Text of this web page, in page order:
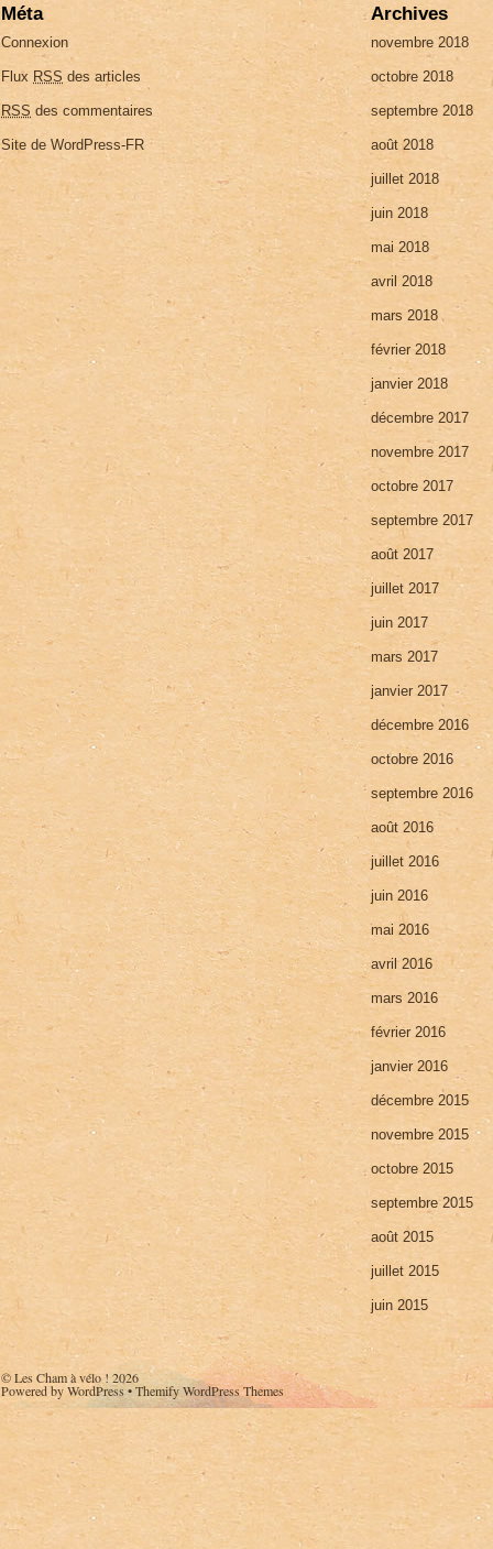
Méta
Connexion
Flux RSS des articles
RSS des commentaires
Site de WordPress-FR
Archives
novembre 2018
octobre 2018
septembre 2018
août 2018
juillet 2018
juin 2018
mai 2018
avril 2018
mars 2018
février 2018
janvier 2018
décembre 2017
novembre 2017
octobre 2017
septembre 2017
août 2017
juillet 2017
juin 2017
mars 2017
janvier 2017
décembre 2016
octobre 2016
septembre 2016
août 2016
juillet 2016
juin 2016
mai 2016
avril 2016
mars 2016
février 2016
janvier 2016
décembre 2015
novembre 2015
octobre 2015
septembre 2015
août 2015
juillet 2015
juin 2015
©Les Cham à vélo !2026
Powered byWordPress•Themify WordPress Themes